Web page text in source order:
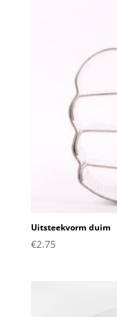
Uitsteekvorm duim
€2.75